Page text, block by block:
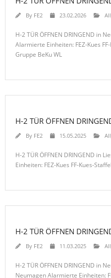
By FE2 23.02.2026
H-2 TÜR ÖFFNEN DRINGEND in
Alarmierte Einheiten: FEZ-Kues
Gruppe BeKu WL
H-2 TÜR ÖFFNEN
By FE2 15.05.2025
H-2 TÜR ÖFFNEN DRINGEND in
Einheiten: FEZ-Kues FF-Kues-
H-2 TÜR ÖFFNEN
By FE2 11.03.2025
H-2 TÜR ÖFFNEN DRINGEND in
Neumagen Alarmierte Einheiten: